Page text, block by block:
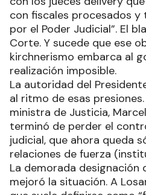
con fiscales procesados
por el Poder Judicial”. El
Corte. Y sucede que ese
kirchnerismo embarca al
realización imposible.
La autoridad del
al ritmo de esas
ministra de Justicia,
terminó de perder el
judicial, que ahora queda
relaciones de fuerza
La demorada designación
mejoró la situación. A